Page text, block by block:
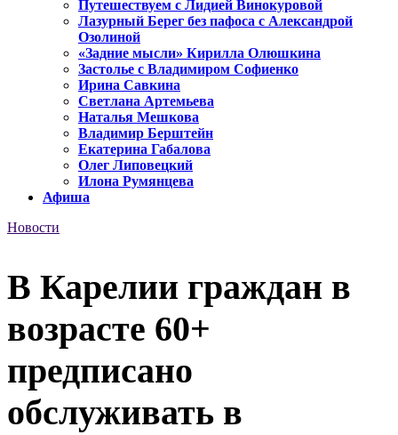
Путешествуем с Лидией Винокуровой
Лазурный Берег без пафоса с Александрой
Озолиной
«Задние мысли» Кирилла Олюшкина
Застолье с Владимиром Софиенко
Ирина Савкина
Светлана Артемьева
Наталья Мешкова
Владимир Берштейн
Екатерина Габалова
Олег Липовецкий
Илона Румянцева
Афиша
Новости
В Карелии граждан в
возрасте 60+
предписано
обслуживать в